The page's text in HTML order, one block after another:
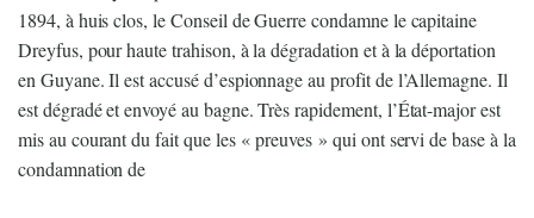
1894, à huis clos, le Conseil de Guerre condamne le capitaine
Dreyfus, pour haute trahison, à la dégradation et à la déportation
en Guyane. Il est accusé d’espionnage au profit de l’Allemagne. Il
est dégradé et envoyé au bagne. Très rapidement, l’État-major est
mis au courant du fait que les « preuves » qui ont servi de base à la
condamnation de